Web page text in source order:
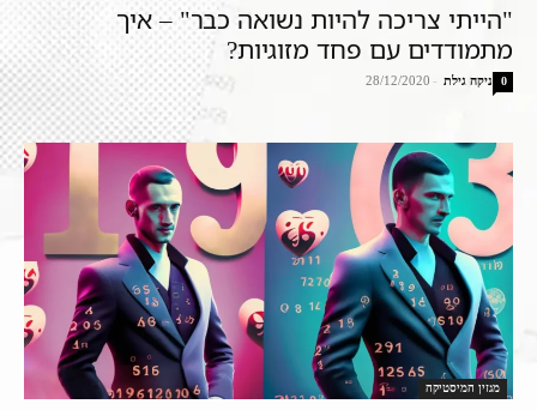
"הייתי צריכה להיות נשואה כבר" – איך
מתמודדים עם פחד מזוגיות?
ניקה גילת -
28/12/2020 0
מגזין המיסטיקה